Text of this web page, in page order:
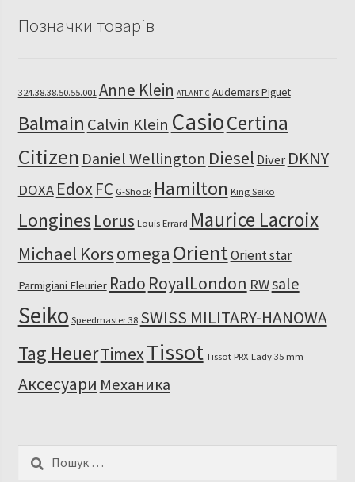
Позначки товарів
324.38.38.50.55.001 Anne Klein ATLANTIC Audemars Piguet
Balmain Calvin Klein CasioCertina
Citizen Daniel Wellington Diesel Diver DKNY
DOXA EdoxFC G-Shock Hamilton King Seiko
Longines Lorus Louis Errard Maurice Lacroix
Michael Korsomega OrientOrient star
Parmigiani Fleurier Rado RoyalLondon RWsale
Seiko Speedmaster 38 SWISS MILITARY-HANOWA
Tag HeuerTimexTissot Tissot PRX Lady 35 mm
Аксесуари Механика
Пошук: